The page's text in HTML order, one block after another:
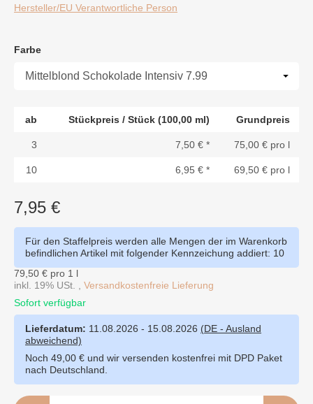
Hersteller/EU Verantwortliche Person
Farbe
ab Stückpreis / Stück (100,00 ml) Grundpreis
3 7,50 €* 75,00 € pro l
10 6,95 €* 69,50 € pro l
7,95 €
Für den Staffelpreis werden alle Mengen der im Warenkorb
befindlichen Artikel mit folgender Kennzeichung addiert: 10
79,50 € pro 1 l
inkl. 19% USt. , Versandkostenfreie Lieferung
Sofort verfügbar
Lieferdatum: 11.08.2026 - 15.08.2026 (DE - Ausland
abweichend)
Noch 49,00 € und wir versenden kostenfrei mit DPD Paket
nach Deutschland.